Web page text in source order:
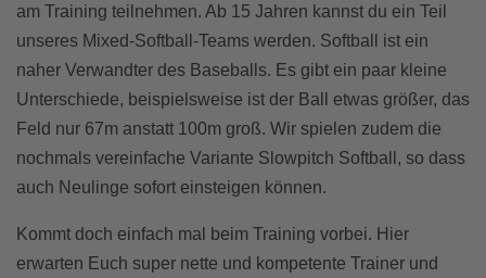
am Training teilnehmen. Ab 15 Jahren kannst du ein Teil
unseres Mixed-Softball-Teams werden. Softball ist ein
naher Verwandter des Baseballs. Es gibt ein paar kleine
Unterschiede, beispielsweise ist der Ball etwas größer, das
Feld nur 67m anstatt 100m groß. Wir spielen zudem die
nochmals vereinfache Variante Slowpitch Softball, so dass
auch Neulinge sofort einsteigen können.
Kommt doch einfach mal beim Training vorbei. Hier
erwarten Euch super nette und kompetente Trainer und